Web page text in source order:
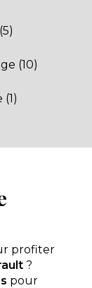
profiter
?
pour
(10)
(1)